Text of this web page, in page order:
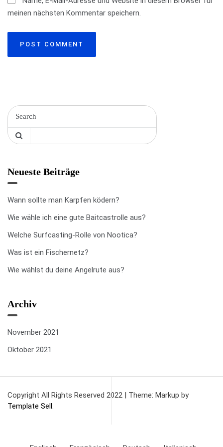
i
n
meinen nächsten Kommentar speichern.
Neueste Beiträge
Wann sollte man Karpfen ködern?
Wie wähle ich eine gute Baitcastrolle aus?
Welche Surfcasting-Rolle von Nootica?
Was ist ein Fischernetz?
Wie wählst du deine Angelrute aus?
Archiv
November 2021
Oktober 2021
Copyright All Rights Reserved 2022 | Theme: Markup by
Template Sell